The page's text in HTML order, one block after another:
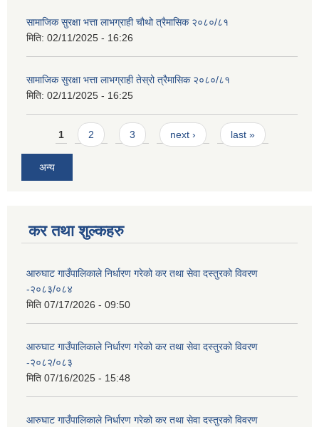
सामाजिक सुरक्षा भत्ता लाभग्राही चौथो त्रैमासिक २०८०/८१
मिति: 02/11/2025 - 16:26
सामाजिक सुरक्षा भत्ता लाभग्राही तेस्रो त्रैमासिक २०८०/८१
मिति: 02/11/2025 - 16:25
Pages
1 2 3 next › last »
अन्य
कर तथा शुल्कहरु
आरुघाट गाउँपालिकाले निर्धारण गरेको कर तथा सेवा दस्तुरको विवरण
-२०८३/०८४
मिति 07/17/2026 - 09:50
आरुघाट गाउँपालिकाले निर्धारण गरेको कर तथा सेवा दस्तुरको विवरण
-२०८२/०८३
मिति 07/16/2025 - 15:48
आरुघाट गाउँपालिकाले निर्धारण गरेको कर तथा सेवा दस्तुरको विवरण